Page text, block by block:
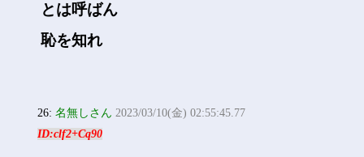
とは呼ばん
恥を知れ
26:名無しさん 2023/03/10(金) 02:55:45.77
ID:clf2+Cq90